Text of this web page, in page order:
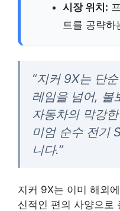
시장 위치:
트를 공략하
“지커 9X는 단
레임을 넘어, 볼
자동차의 막강
미엄 순수 전기
니다.”
지커 9X는 이미 해외
신적인 편의 사양으로